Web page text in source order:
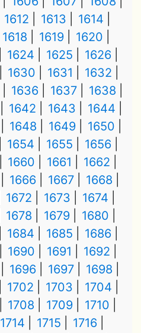
1612 1613
1614
1618 1619
1620
1624 1625
1626
1630 1631
1632
1636 1637
1638
1642 1643
1644
1648 1649
1650
1654 1655
1656
1660 1661
1662
1666 1667
1668
1672 1673
1674
1678 1679
1680
1684 1685
1686
1690 1691
1692
1696 1697
1698
1702 1703
1704
1708 1709
1710
1714 1715
1716